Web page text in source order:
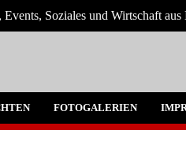
Soziales und Wirtschaft aus
Neumünster und
FOTOGALERIEN